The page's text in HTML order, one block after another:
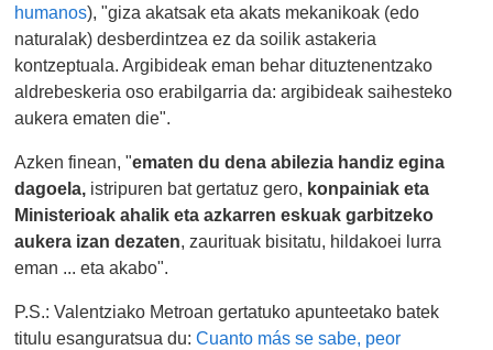
humanos), "giza akatsak eta akats mekanikoak (edo
naturalak) desberdintzea ez da soilik astakeria
kontzeptuala. Argibideak eman behar dituztenentzako
aldrebeskeria oso erabilgarria da: argibideak saihesteko
aukera ematen die".
Azken finean, "ematen du dena abilezia handiz egina
dagoela, istripuren bat gertatuz gero, konpainiak eta
Ministerioak ahalik eta azkarren eskuak garbitzeko
aukera izan dezaten, zaurituak bisitatu, hildakoei lurra
eman ... eta akabo".
P.S.: Valentziako Metroan gertatuko apunteetako batek
titulu esanguratsua du:Cuanto más se sabe, peor